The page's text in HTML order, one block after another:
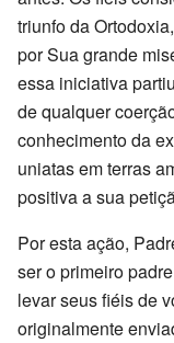
triunfo da
por Sua grande
essa iniciativa
de qualquer
conhecimento da
uniatas em terras
positiva a sua
Por esta ação,
ser o primeiro
levar seus fiéis de
originalmente